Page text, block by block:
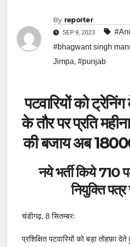
By reporter
SEP 9, 2023
#bhagwant singh
Jimpa, #punjab
पटवारियों को
के तौर पर प्रति
की बजाय अब
नये भर्ती किये 710
नियुक्ति पत्र
चंडीगढ़, 8 सितम्बरः
प्रशिक्षित पटवारियों को बड़ा तोहफ़ा